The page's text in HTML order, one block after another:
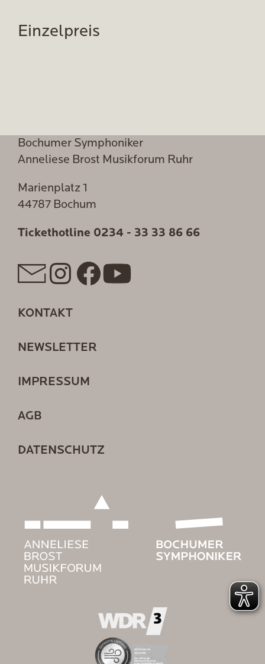
Einzelpreis
Bochumer Symphoniker
Anneliese Brost Musikforum Ruhr
Marienplatz 1
44787 Bochum
Tickethotline 0234 - 33 33 86 66
KONTAKT
NEWSLETTER
IMPRESSUM
AGB
DATENSCHUTZ